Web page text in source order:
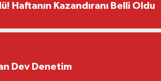
Haftanın Kazandıranı Belli Oldu
Dev Denetim